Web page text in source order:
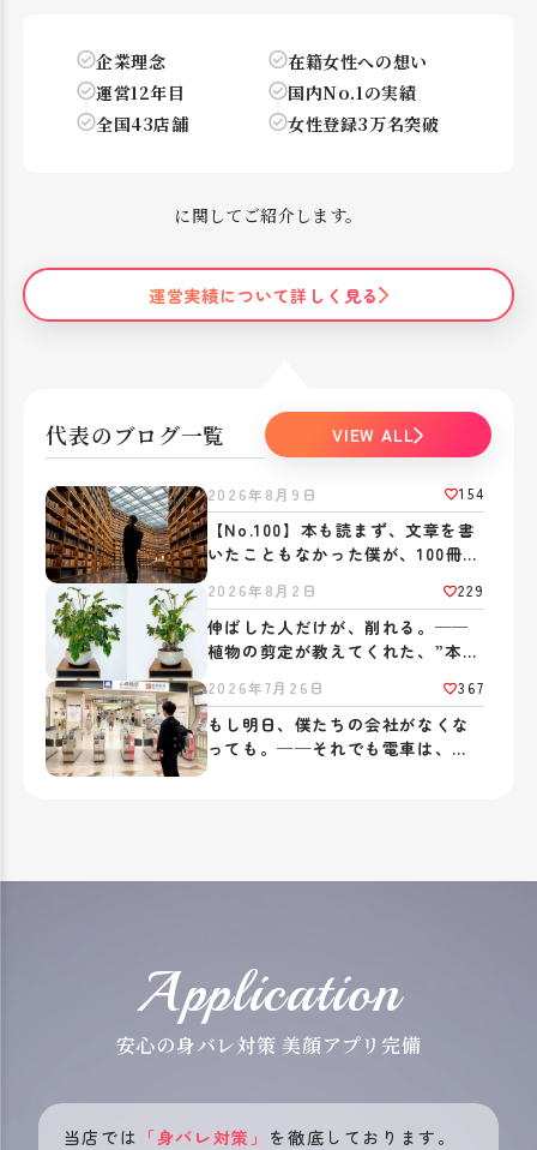
企業理念
在籍女性への想い
運営12年目
国内No.1の実績
全国43店舗
女性登録3万名突破
に関してご紹介します。
運営実績について詳しく見る
代表のブログ一覧 VIEW ALL
2026年8月9日 154
【No.100】本も読まず、文章を書
いたこともなかった僕が、100冊、
書きました。──ブログを書き続
ける意味。
2026年8月2日 229
伸ばした人だけが、削れる。──
植物の剪定が教えてくれた、”本
2026年7月26日 367
もし明日、僕たちの会社がなくな
っても。──それでも電車は、い
つも通り走っている
Application
安心の身バレ対策 美顔アプリ完備
当店では 「身バレ対策」 を徹底しております。